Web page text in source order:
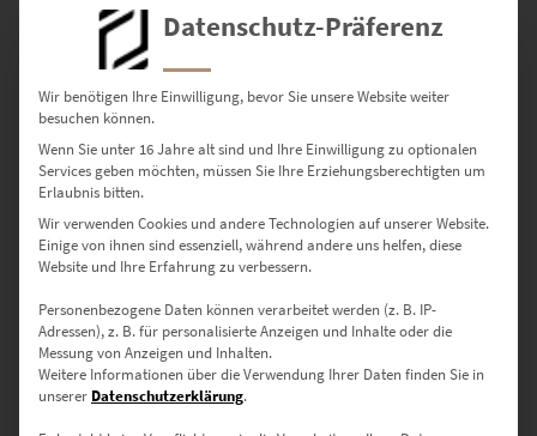
Enthält 19% Mwst.
Wandbilder in Rot – schicke
Farbtupfer fürs Zuhause oder
Geschäftsgebäude
Liebenswürdig, anregend oder unwiderstehlich: Rot überrascht mit
Datenschutz-Präferenz
Wir benötigen Ihre Einwilligung, bevor Sie unsere Website weiter
besuchen können.
Wenn Sie unter 16 Jahre alt sind und Ihre Einwilligung zu optionalen
Services geben möchten, müssen Sie Ihre Erziehungsberechtigten um
Erlaubnis bitten.
Wir verwenden Cookies und andere Technologien auf unserer Website.
Einige von ihnen sind essenziell, während andere uns helfen, diese
Website und Ihre Erfahrung zu verbessern.
Personenbezogene Daten können verarbeitet werden (z. B. IP-
Adressen), z. B. für personalisierte Anzeigen und Inhalte oder die
Messung von Anzeigen und Inhalten.
Weitere Informationen über die Verwendung Ihrer Daten finden Sie in
unserer Datenschutzerklärung.